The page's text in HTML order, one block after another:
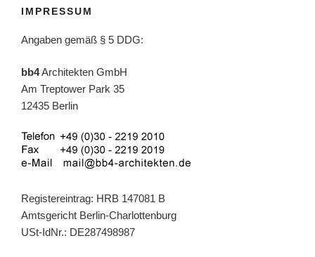
IMPRESSUM
Angaben gemäß § 5 DDG:
bb4Architekten GmbH
Am Treptower Park 35
12435 Berlin
Registereintrag: HRB 147081 B
Amtsgericht Berlin-Charlottenburg
USt-IdNr.: DE287498987